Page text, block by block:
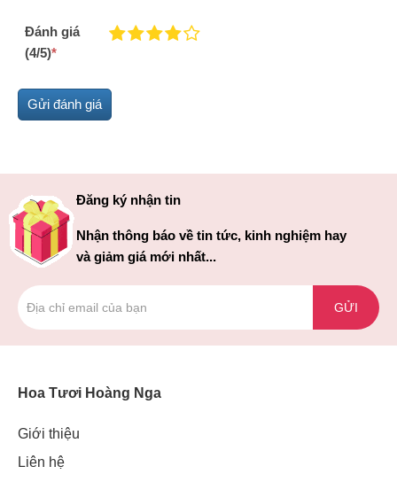
Đánh giá
(4/5)*
Đăng ký nhận tin
Nhận thông báo về tin tức, kinh nghiệm hay
và giảm giá mới nhất...
GỬI
Hoa Tươi Hoàng Nga
Giới thiệu
Liên hệ